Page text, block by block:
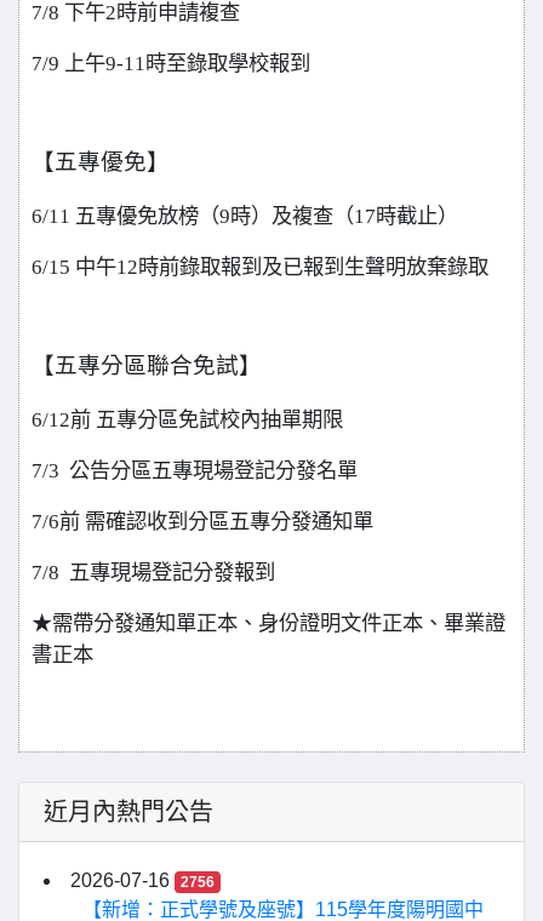
7/8 下午2時前申請複查
7/9 上午9-11時至錄取學校報到
【五專優免】
6/11 五專優免放榜（9時）及複查（17時截止）
6/15 中午12時前錄取報到及已報到生聲明放棄錄取
【五專分區聯合免試】
6/12前 五專分區免試校內抽單期限
7/3 公告分區五專現場登記分發名單
7/6前 需確認收到分區五專分發通知單
7/8 五專現場登記分發報到
★需帶分發通知單正本、身份證明文件正本、畢業證
書正本
近月內熱門公告
2026-07-16 2756
【新增：正式學號及座號】115學年度陽明國中